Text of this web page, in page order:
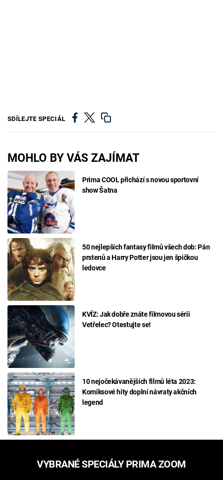
SDÍLEJTE SPECIÁL
MOHLO BY VÁS ZAJÍMAT
Prima COOL přichází s novou sportovní
show Šatna
50 nejlepších fantasy filmů všech dob: Pán
prstenů a Harry Potter jsou jen špičkou
ledovce
KVÍZ: Jak dobře znáte filmovou sérii
Vetřelec? Otestujte se!
10 nejočekávanějších filmů léta 2023:
Komiksové hity doplní návraty akčních
legend
VYBRANÉ SPECIÁLY PRIMA ZOOM